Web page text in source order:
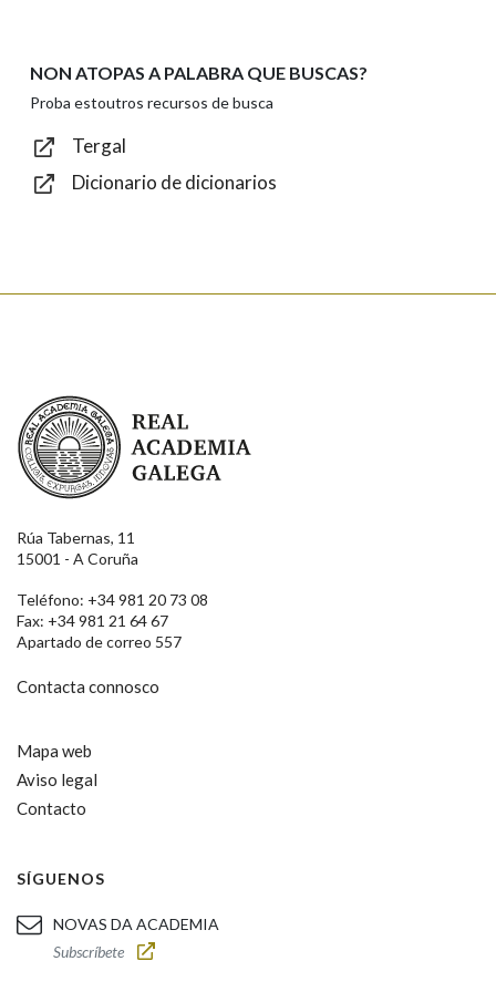
Introduce o código que aparece na imaxe:
Texto de verificación
NON ATOPAS A PALABRA QUE BUSCAS?
Proba estoutros recursos de busca
Tergal
Dicionario de dicionarios
Real Academia Galega
Rúa Tabernas, 11
15001 - A Coruña
Teléfono: +34 981 20 73 08
Fax: +34 981 21 64 67
Apartado de correo 557
Contacta connosco
Mapa web
Aviso legal
Contacto
SÍGUENOS
NOVAS DA ACADEMIA
Subscríbete